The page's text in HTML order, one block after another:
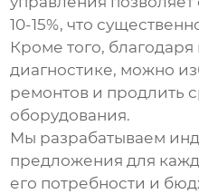
10-15%, что
Кроме того,
диагностике, можно
ремонтов и продлить
оборудования.
Мы разрабатываем
предложения для
его потребности и